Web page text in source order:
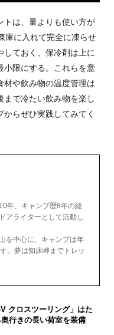
トは、量よりも使い方が
庫に入れて完全に凍らせ
しておく、保冷剤は上に
小限にする。これらを意
材や飲み物の温度管理は
まで冷たい飲み物を楽し
らぜひ実践してみてく
年、キャンプ歴8年の経
アライターとして活動し
を中心に、キャンプは年
。夢は知床岬までトレッ
V クロスツーリング」はた
行きの長い荷室を装備